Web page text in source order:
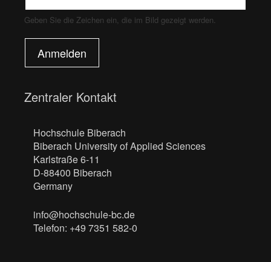
Geben Sie die Zeichen ein, die im Bild gezeigt werden.
Anmelden
Zentraler Kontakt
Hochschule Biberach
Biberach University of Applied Sciences
Karlstraße 6-11
D-88400 Biberach
Germany
info@hochschule-bc.de
Telefon: +49 7351 582-0